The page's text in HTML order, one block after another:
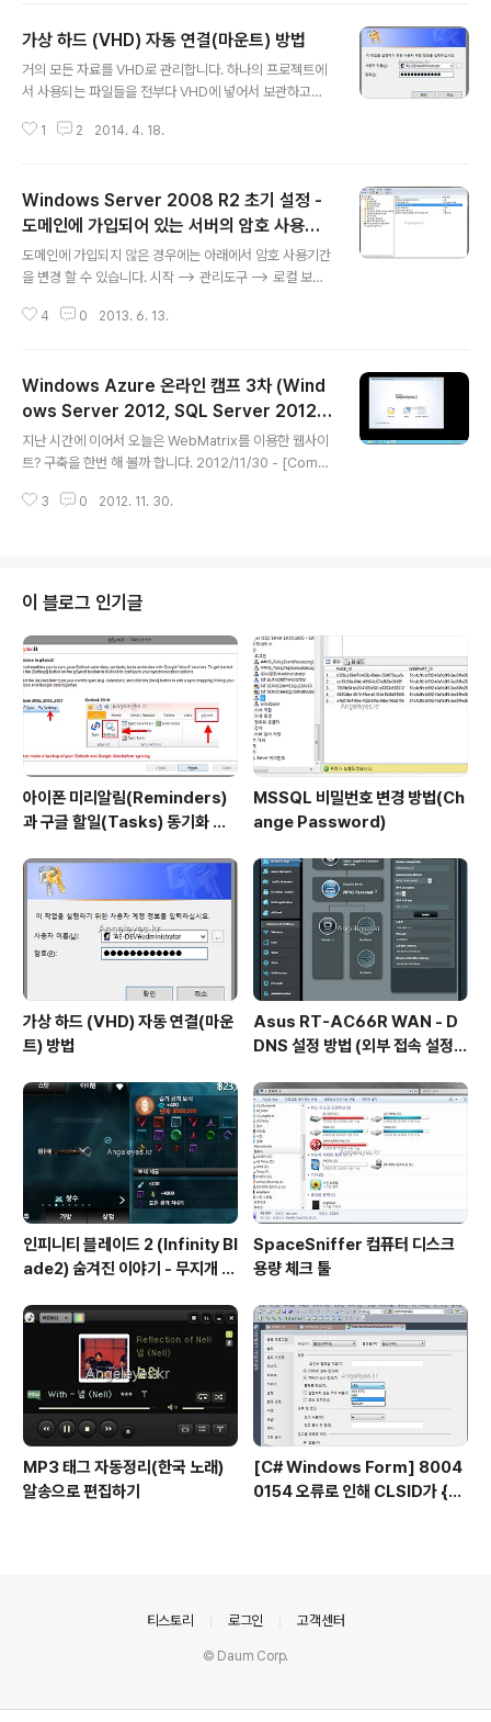
에 오래 거릴 수 있습니다. 그리고 웬만한 USB에는 들어가
지 않습니다. *_*;;;;; 이렇게 가지고 다니는 이유는 회사와
집에서의 데이터 동기화를 위함입니다. 드라이브에 들어
게 하고 있는데… 다~ 자기 마음입니다. ^^;; 가상 머신에
가상 하드 (VHD) 자동 연결(마운트) 방법
거의 모든 자료를 VHD로 관리합니다. 하나의 프로젝트에
서 사용되는 파일들을 전부다 VHD에 넣어서 보관하고요..
랑?하는 편입니다.. 중요 자료의 경우에는 Bitlocker를 이
아 찾아보니.. 부팅 시에 자동으로 마운트 하는 방법이 있어
서 공유하고자 합니다. 간략방법 마운트 명령어를 작성한
다. 컴퓨터 관리의 시스템 도구 –> 작업 스케줄러에 자동
마운트 스케줄을 등록한다. 보안 옵션의 사용자의 로그온
여부에 관계없이 실행을 선택 트리거의 새로 만들기를 선
택하고 작성 시작 옵션을 시작할 때로 변경하고 작업이 지
1 2 2014. 4. 18.
Windows Server 2008 R2 초기 설정 -
도메인에 가입되어 있는 서버의 암호 사용기
간 비활성화 또는 변경 방법
도메인에 가입되지 않은 경우에는 아래에서 암호 사용기간
을 변경 할 수 있습니다. 시작 –> 관리도구 –> 로컬 보안 정
는 42일로 되어 있으나, 변경을 원하지 않는 경우에는 0으
습니다. 위의 경우에는 아래와 같은 방법을 이용하셔야 합
니다. 시작 –> 관리도구 –> 그룹 정책 관리 –> 해당 도메인
의 포트리스.. –> 도메인 –> 그룹 정책 개체 –> Default D
omain Policy –> 마우스 오른쪽 버튼 선택 그리고 편집
편집을 하게 되면 아래와 같은 그룹 정책 편집기가 나타납
니다. 여기에서 정책 –> Windows 설..
4 0 2013. 6. 13.
Windows Azure 온라인 캠프 3차 (Wind
ows Server 2012, SQL Server 2012)
- WebMatrix 사용기
지난 시간에 이어서 오늘은 WebMatrix를 이용한 웹사이
트? 구축을 한번 해 볼까 합니다. 2012/11/30 - [Comp
사용기(Windows 2012, SQL 2012, WPI) - Orchard
간에 Web Platform을 이용하여 설치하였으나, 설치하는
방법은 간단합니다. 아래 사이트에서 다운로드 후 설치 끝!
ㅡ.ㅡ; http://www.microsoft.com/web/webmatrix/
그리고 실행하면 아래와 같이 보실 수 있습니다. 원격..
3 0 2012. 11. 30.
이 블로그 인기글
아이폰 미리알림(Reminders)
과 구글 할일(Tasks) 동기화 하
MSSQL 비밀번호 변경 방법(Ch
ange Password)
가상 하드 (VHD) 자동 연결(마운
트) 방법
Asus RT-AC66R WAN - D
DNS 설정 방법 (외부 접속 설정
인피니티 블레이드 2 (Infinity Bl
ade2) 숨겨진 이야기 - 무지개 공
SpaceSniffer 컴퓨터 디스크
용량 체크 툴
MP3 태그 자동정리(한국 노래)
알송으로 편집하기
[C# Windows Form] 8004
0154 오류로 인해 CLSID가 {0}
티스토리 로그인 고객센터
© Daum Corp.